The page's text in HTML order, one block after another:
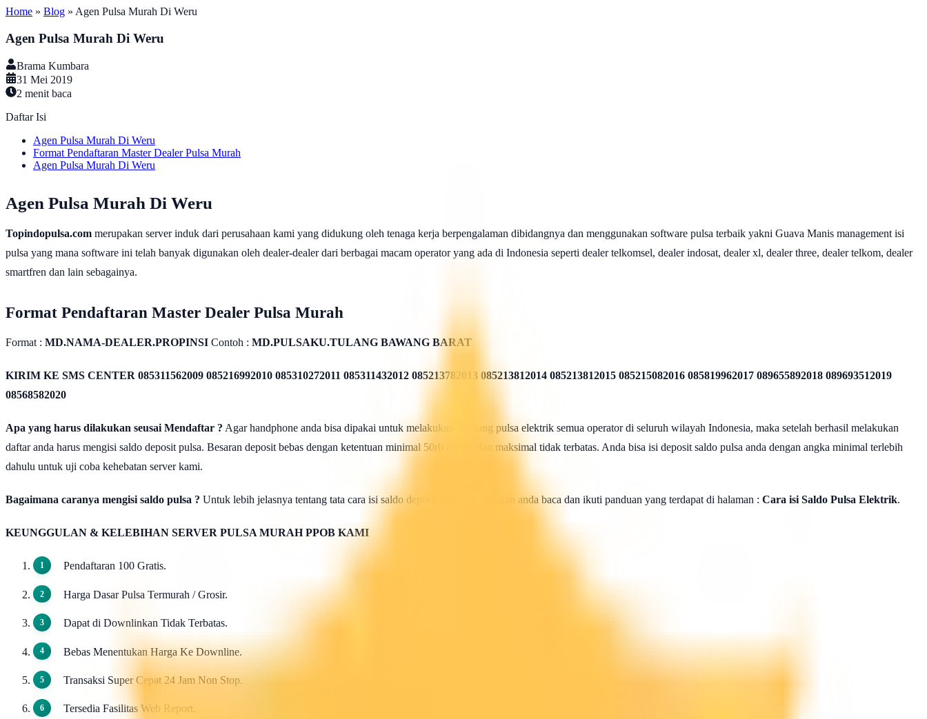
Home » Blog » Agen Pulsa Murah Di Weru
Agen Pulsa Murah Di Weru
Brama Kumbara
31 Mei 2019
2 menit baca
Daftar Isi
Agen Pulsa Murah Di Weru
Format Pendaftaran Master Dealer Pulsa Murah
Agen Pulsa Murah Di Weru
Agen Pulsa Murah Di Weru
Topindopulsa.com merupakan server induk dari perusahaan kami yang didukung oleh tenaga kerja berpengalaman dibidangnya dan menggunakan software pulsa terbaik yakni Guava Manis management isi
pulsa yang mana software ini telah banyak digunakan oleh dealer-dealer dari berbagai macam operator yang ada di Indonesia seperti dealer telkomsel, dealer indosat, dealer xl, dealer three, dealer telkom, dealer
smartfren dan lain sebagainya.
Format Pendaftaran Master Dealer Pulsa Murah
Format : MD.NAMA-DEALER.PROPINSI Contoh : MD.PULSAKU.TULANG BAWANG BARAT
KIRIM KE SMS CENTER 085311562009 085216992010 085310272011 085311432012 085213782013 085213812014 085213812015 085215082016 085819962017 089655892018 089693512019
08568582020
Apa yang harus dilakukan seusai Mendaftar ? Agar handphone anda bisa dipakai untuk melakukan isi ulang pulsa elektrik semua operator di seluruh wilayah Indonesia, maka setelah berhasil melakukan
daftar anda harus mengisi saldo deposit pulsa. Besaran deposit bebas dengan ketentuan minimal 50rb rupiah dan maksimal tidak terbatas. Anda bisa isi deposit saldo pulsa anda dengan angka minimal terlebih
dahulu untuk uji coba kehebatan server kami.
Bagaimana caranya mengisi saldo pulsa ? Untuk lebih jelasnya tentang tata cara isi saldo deposit pulsa ini silahkan anda baca dan ikuti panduan yang terdapat di halaman : Cara isi Saldo Pulsa Elektrik.
KEUNGGULAN & KELEBIHAN SERVER PULSA MURAH PPOB KAMI
Pendaftaran 100 Gratis.
Harga Dasar Pulsa Termurah / Grosir.
Dapat di Downlinkan Tidak Terbatas.
Bebas Menentukan Harga Ke Downline.
Transaksi Super Cepat 24 Jam Non Stop.
Tersedia Fasilitas Web Report.